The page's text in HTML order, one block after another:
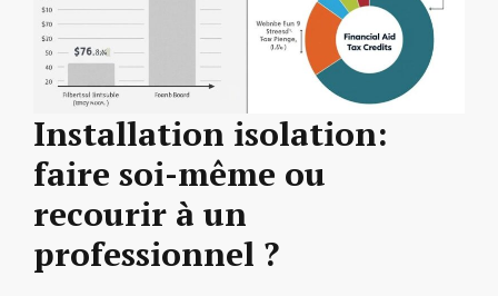
Installation isolation:
faire soi-même ou
recourir à un
professionnel ?